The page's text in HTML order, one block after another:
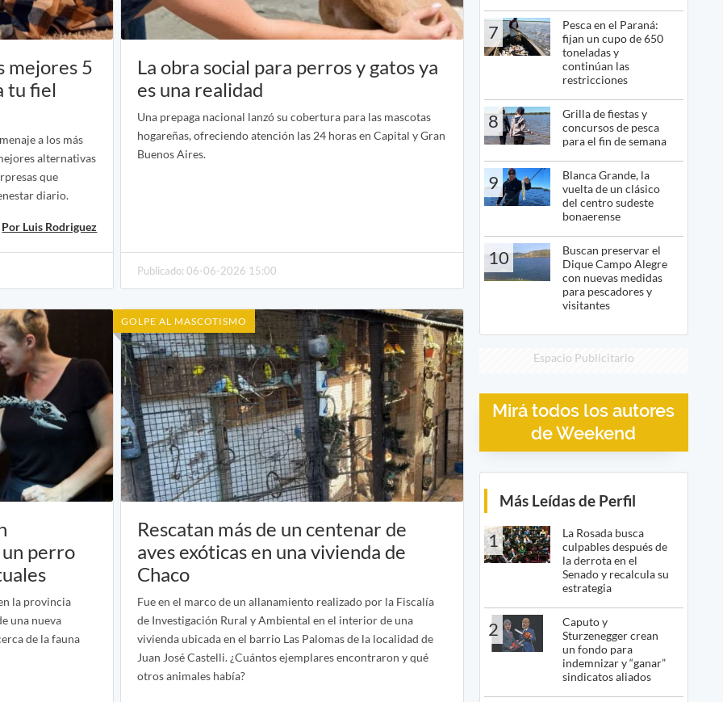
mejores 5
tu fiel
a los más
alternativas
que
diario.
Por Luis Rodriguez
La obra social para perros y gatos ya
es una realidad
Una prepaga nacional lanzó su cobertura para las mascotas
hogareñas, ofreciendo atención las 24 horas en Capital y Gran
Buenos Aires.
Publicado: 06-06-2026 15:00
perro
la provincia
una nueva
de la fauna
GOLPE AL MASCOTISMO
Rescatan más de un centenar de
aves exóticas en una vivienda de
Chaco
Fue en el marco de un allanamiento realizado por la Fiscalía
de Investigación Rural y Ambiental en el interior de una
vivienda ubicada en el barrio Las Palomas de la localidad de
Juan José Castelli. ¿Cuántos ejemplares encontraron y qué
otros animales había?
7
Pesca en el Paraná:
fijan un cupo de 650
toneladas y
continúan las
restricciones
8
Grilla de fiestas y
concursos de pesca
para el fin de semana
9
Blanca Grande, la
vuelta de un clásico
del centro sudeste
bonaerense
10
Buscan preservar el
Dique Campo Alegre
con nuevas medidas
para pescadores y
visitantes
Espacio Publicitario
Mirá todos los autores
de Weekend
Más Leídas de Perfil
1
La Rosada busca
culpables después de
la derrota en el
Senado y recalcula su
estrategia
2
Caputo y
Sturzenegger crean
un fondo para
indemnizar y “ganar”
sindicatos aliados